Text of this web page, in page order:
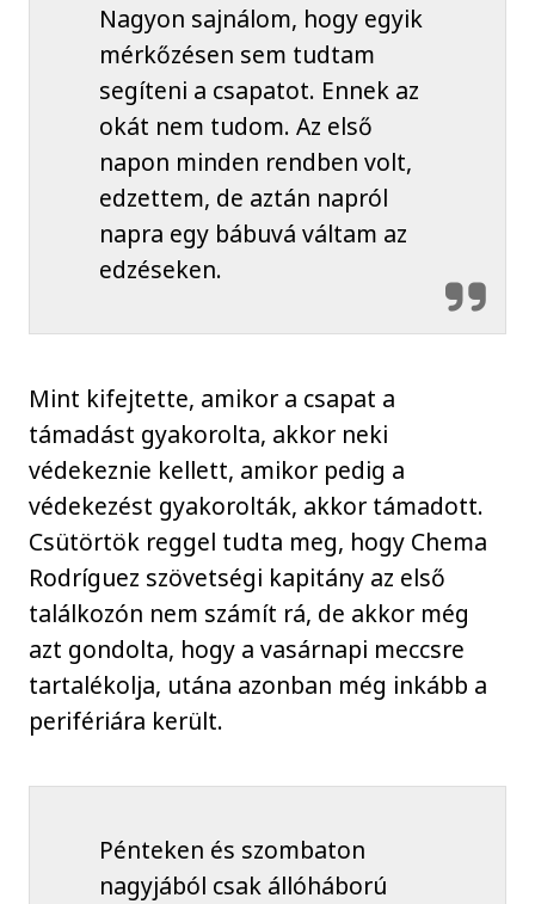
Nagyon sajnálom, hogy egyik
mérkőzésen sem tudtam
segíteni a csapatot. Ennek az
okát nem tudom. Az első
napon minden rendben volt,
edzettem, de aztán napról
napra egy bábuvá váltam az
edzéseken.
Mint kifejtette, amikor a csapat a
támadást gyakorolta, akkor neki
védekeznie kellett, amikor pedig a
védekezést gyakorolták, akkor támadott.
Csütörtök reggel tudta meg, hogy Chema
Rodríguez szövetségi kapitány az első
találkozón nem számít rá, de akkor még
azt gondolta, hogy a vasárnapi meccsre
tartalékolja, utána azonban még inkább a
perifériára került.
Pénteken és szombaton
nagyjából csak állóháború